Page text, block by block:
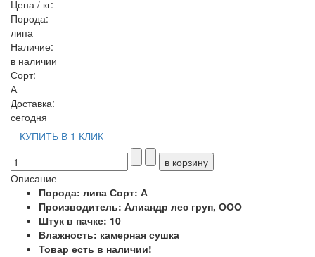
Цена / кг:
Порода:
липа
Наличие:
в наличии
Сорт:
А
Доставка:
сегодня
КУПИТЬ В 1 КЛИК
Описание
Порода: липа Сорт: А
Производитель: Алиандр лес груп, ООО
Штук в пачке: 10
Влажность: камерная сушка
Товар есть в наличии!